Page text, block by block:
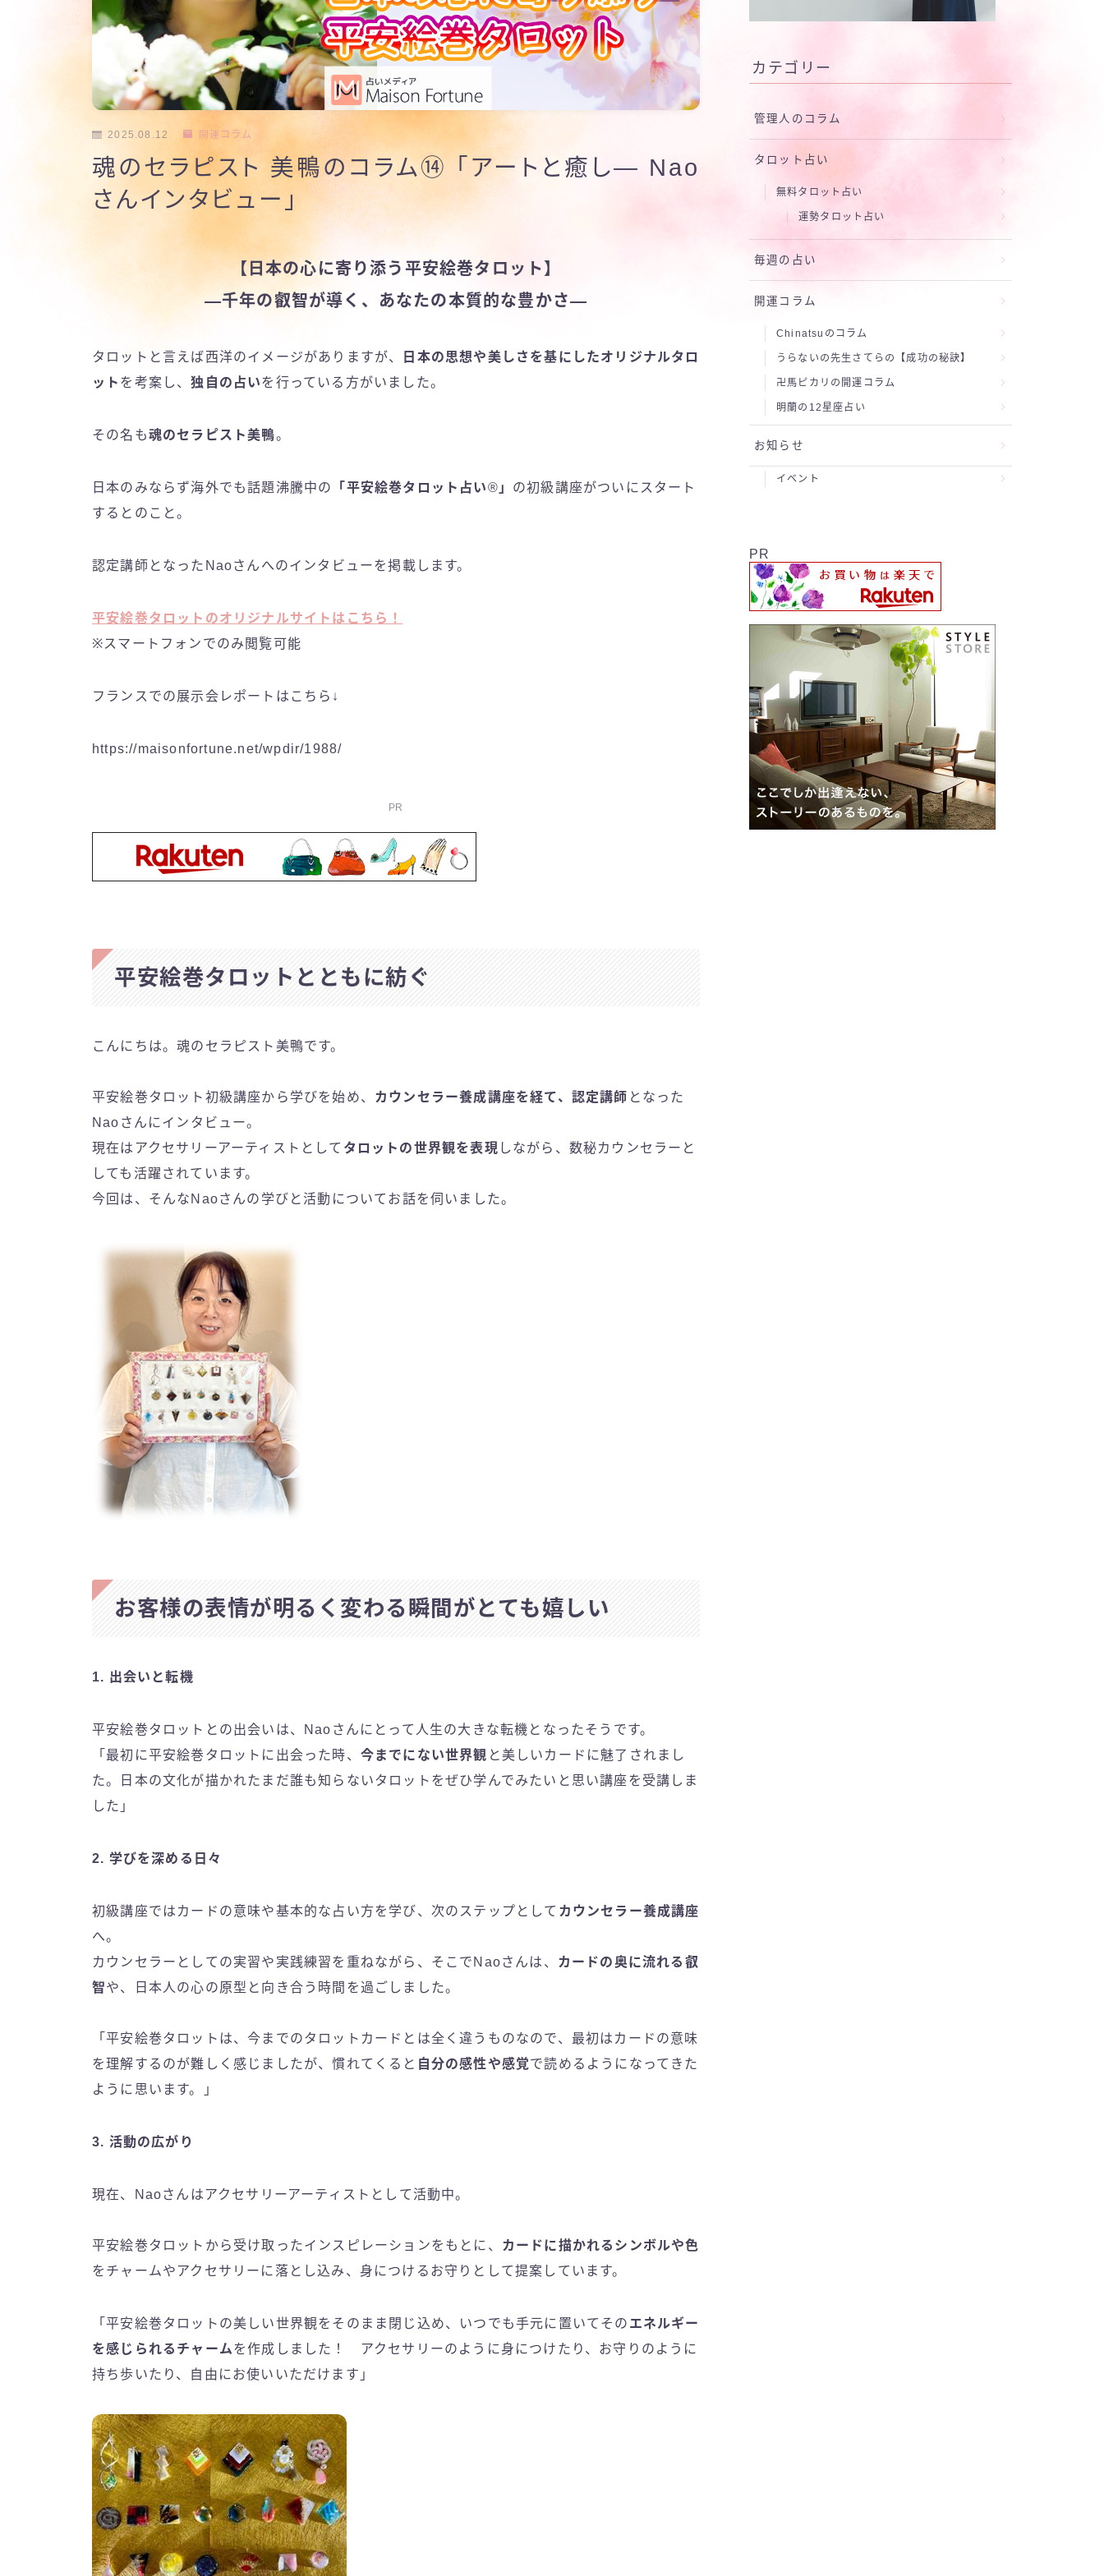
2025.08.12 開運コラム
魂のセラピスト 美鴨のコラム⑭ 「アートと癒し― Nao
さんインタビュー」
【日本の心に寄り添う平安絵巻タロット】
—千年の叡智が導く、あなたの本質的な豊かさ—
タロットと言えば西洋のイメージがありますが、
日本の思想や美しさを基にしたオリジナルタロ
ット を考案し、独自の占いを行っている方がいました。
その名も魂のセラピスト美鴨。
日本のみならず海外でも話題沸騰中の 「平安絵巻タロット占い®️ 」 の初級講座がついにスタート
するとのこと。
認定講師となったNaoさんへのインタビューを掲載します。
平安絵巻タロットのオリジナルサイトはこちら！
※スマートフォンでのみ閲覧可能
フランスでの展示会レポートはこちら↓
https://maisonfortune.net/wpdir/1988/
PR
平安絵巻タロットとともに紡ぐ
こんにちは。魂のセラピスト美鴨です。
平安絵巻タロット初級講座から学びを始め、 カウンセラー養成講座を経て、認定講師 となった
Naoさんにインタビュー。
現在はアクセサリーアーティストとして タロットの世界観を表現 しながら、数秘カウンセラーと
しても活躍されています。
今回は、そんなNaoさんの学びと活動についてお話を伺いました。
お客様の表情が明るく変わる瞬間がとても嬉しい
1. 出会いと転機
平安絵巻タロットとの出会いは、Naoさんにとって人生の大きな転機となったそうです。
「最初に平安絵巻タロットに出会った時、 今までにない世界観 と美しいカードに魅了されまし
た。日本の文化が描かれたまだ誰も知らないタロットをぜひ学んでみたいと思い講座を受講しま
した」
2. 学びを深める日々
初級講座ではカードの意味や基本的な占い方を学び、次のステップとして カウンセラー養成講座
へ。
カウンセラーとしての実習や実践練習を重ねながら、そこでNaoさんは、 カードの奥に流れる叡
智や、日本人の心の原型と向き合う時間を過ごしました。
「平安絵巻タロットは、今までのタロットカードとは全く違うものなので、最初はカードの意味
を理解するのが難しく感じましたが、慣れてくると 自分の感性や感覚で読めるようになってきた
ように思います。」
3. 活動の広がり
現在、Naoさんはアクセサリーアーティストとして活動中。
平安絵巻タロットから受け取ったインスピレーションをもとに、 カードに描かれるシンボルや色
をチャームやアクセサリーに落とし込み、身につけるお守りとして提案しています。
「平安絵巻タロットの美しい世界観をそのまま閉じ込め、いつでも手元に置いてその エネルギー
を感じられるチャームを作成しました！ アクセサリーのように身につけたり、お守りのように
持ち歩いたり、自由にお使いいただけます」
カテゴリー
管理人のコラム
タロット占い
無料タロット占い
運勢タロット占い
毎週の占い
開運コラム
Chinatsuのコラム
うらないの先生さてらの【成功の秘訣】
卍馬ピカリの開運コラム
明蘭の12星座占い
お知らせ
イベント
PR